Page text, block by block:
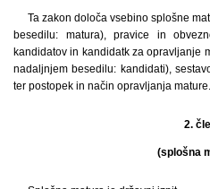
Ta zakon določa vsebino splošne
besedilu: matura), pravice in
kandidatov in kandidatk za opravljanje
nadaljnjem besedilu: kandidati),
ter postopek in način opravljanja mature.
2.
(splošna